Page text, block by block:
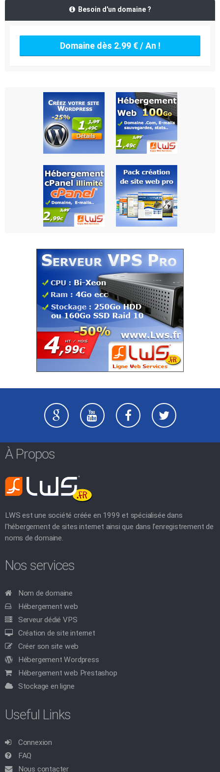
Besoin d'un domaine ?
Domaine dès 2.99 € / An !
À Propos
LWS est une société créée en 1999 et spécialisée dans
l'hébergement de sites internet ainsi que dans l'enregistrement de
noms de domaine.
Nos services
Nom de domaine
Hébergement web
Serveur dédié VPS
Création de site internet
Créer son site web
Hébergement Wordpress
Hébergement web Prestashop
Stockage en ligne
Useful Links
Connexion
FAQ
Nous contacter